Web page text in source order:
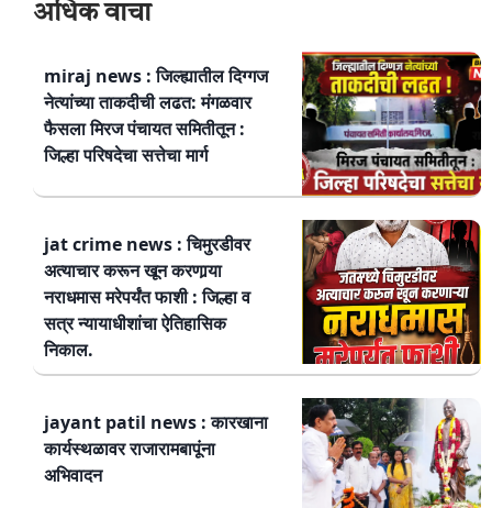
अधिक वाचा
miraj news : जिल्ह्यातील दिग्गज
नेत्यांच्या ताकदीची लढत: मंगळवार
फैसला मिरज पंचायत समितीतून :
जिल्हा परिषदेचा सत्तेचा मार्ग
jat crime news : चिमुरडीवर
अत्याचार करून खून करणार्‍या
नराधमास मरेपर्यंत फाशी : जिल्हा व
सत्र न्यायाधीशांचा ऐतिहासिक
निकाल.
jayant patil news : कारखाना
कार्यस्थळावर राजारामबापूंना
अभिवादन